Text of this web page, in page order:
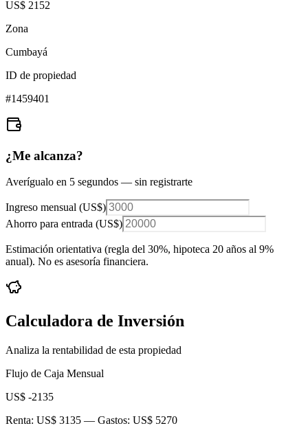
US$ 2152
Zona
Cumbayá
ID de propiedad
#1459401
¿Me alcanza?
Averígualo en 5 segundos — sin registrarte
Ingreso mensual (US$)
Ahorro para entrada (US$)
Estimación orientativa (regla del 30%, hipoteca 20 años al 9%
anual). No es asesoría financiera.
Calculadora de Inversión
Analiza la rentabilidad de esta propiedad
Flujo de Caja Mensual
US$ -2135
Renta: US$ 3135 — Gastos: US$ 5270